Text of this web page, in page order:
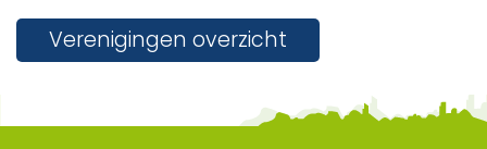
Verenigingen overzicht